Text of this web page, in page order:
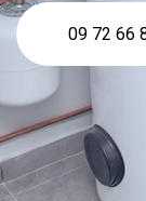
09 72 66